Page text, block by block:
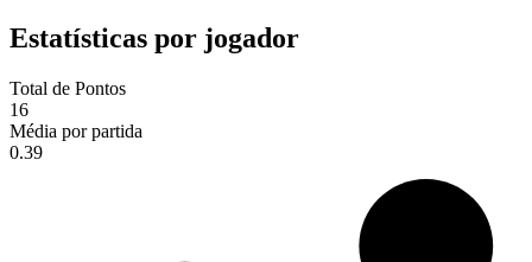
Estatísticas por jogador
Total de Pontos
16
Média por partida
0.39